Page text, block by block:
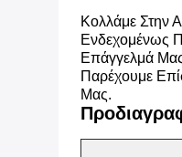
Κολλάμε Στην
Ενδεχομένως
Επάγγελμά
Παρέχουμε
Μας.